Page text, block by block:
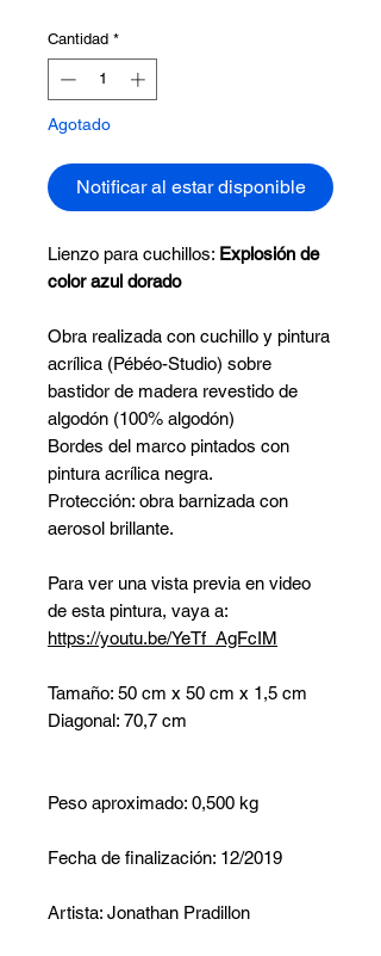
Cantidad *
Agotado
Notificar al estar disponible
Lienzo para cuchillos: Explosión de
color azul dorado
Obra realizada con cuchillo y pintura
acrílica (Pébéo-Studio) sobre
bastidor de madera revestido de
algodón (100% algodón)
Bordes del marco pintados con
pintura acrílica negra.
Protección: obra barnizada con
aerosol brillante.
Para ver una vista previa en video
de esta pintura, vaya a:
https://youtu.be/YeTf_AgFcIM
Tamaño: 50 cm x 50 cm x 1,5 cm
Diagonal: 70,7 cm
Peso aproximado: 0,500 kg
Fecha de finalización: 12/2019
Artista: Jonathan Pradillon